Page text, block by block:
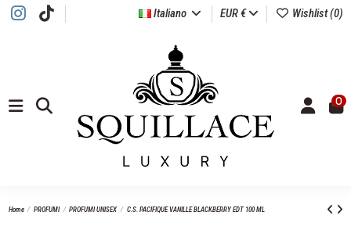
Italiano EUR € Wishlist (0)
0
Home PROFUMI PROFUMI UNISEX C.S. PACIFIQUE VANILLE BLACKBERRY EDT 100 ML